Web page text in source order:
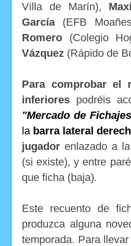
Villa de Marín),
García(EFB
Romero (Colegio
Vázquez (Rápido de
Para comprobar el
inferiores podréis
"Mercado de
la barra lateral
jugador enlazado a
(si existe), y entre
que ficha (baja).
Este recuento de
produzca alguna
temporada. Para